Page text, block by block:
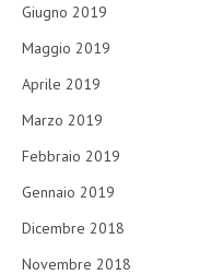
Giugno 2019
Maggio 2019
Aprile 2019
Marzo 2019
Febbraio 2019
Gennaio 2019
Dicembre 2018
Novembre 2018